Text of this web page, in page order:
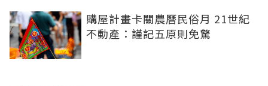
購屋計畫卡關農曆民俗月 21世紀
不動產：謹記五原則免驚